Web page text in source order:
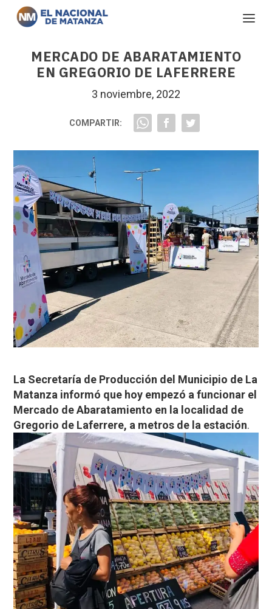
MERCADO DE ABARATAMIENTO
EN GREGORIO DE LAFERRERE
3 noviembre, 2022
COMPARTIR:
La Secretaría de Producción del Municipio de La
Matanza informó que hoy empezó a funcionar el
Mercado de Abaratamiento en la localidad de
Gregorio de Laferrere, a metros de la estación.